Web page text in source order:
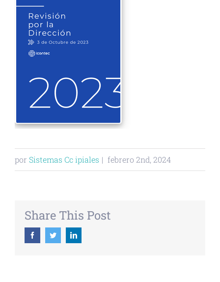
por Sistemas Cc ipiales | febrero 2nd, 2024
Share This Post
FacebookTwitterLinkedin